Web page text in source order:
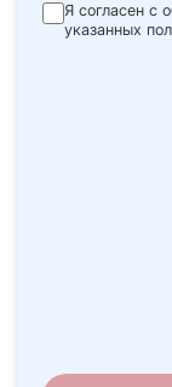
Я согласен с
указанных